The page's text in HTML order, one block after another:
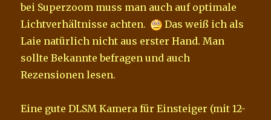
bei Superzoom muss man auch auf optimale
Lichtverhältnisse achten.
Das weiß ich als
Laie natürlich nicht aus erster Hand. Man
sollte Bekannte befragen und auch
Rezensionen lesen.
Eine gute DLSM Kamera für Einsteiger (mit 12-